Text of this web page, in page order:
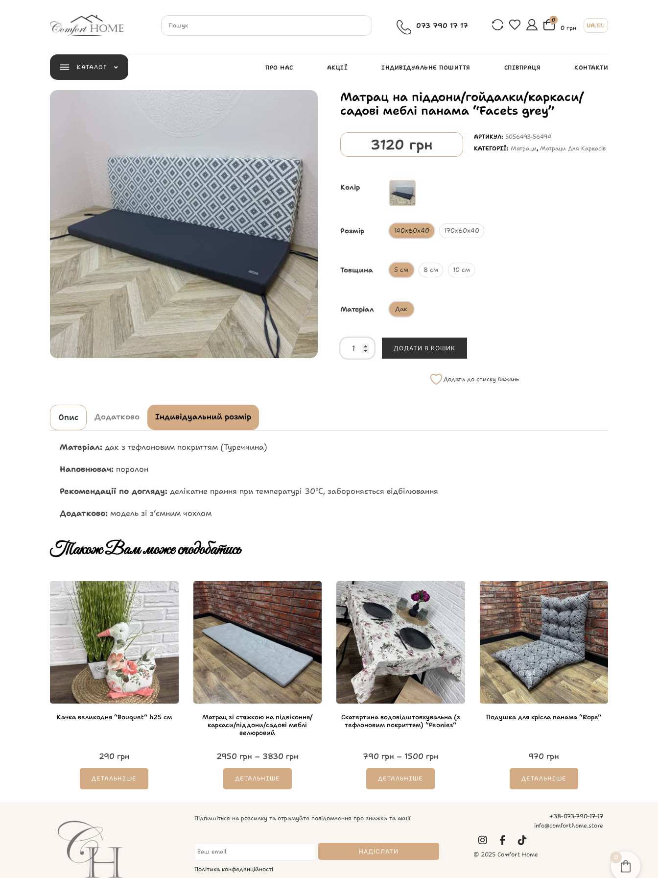
073 790 17 17
0
0 грн UA/RU
КАТАЛОГ ПРО НАС АКЦІЇ ІНДИВІДУАЛЬНЕ ПОШИТТЯ СПІВПРАЦЯ КОНТАКТИ
Матрац на піддони/гойдалки/каркаси/
садові меблі панама “Facets grey”
3120 грн АРТИКУЛ: 5056493-56494
КАТЕГОРІЇ:Матраци,Матраци Для Каркасів
Колір
Розмір 140х60х40 170х60х40
Товщина 5 см 8 см 10 см
Матеріал Дак
ДОДАТИ В КОШИК
Додати до списку бажань
Опис Додатково Індивідуальний розмір
Матеріал: дак з тефлоновим покриттям (Туреччина)
Наповнювач: поролон
Рекомендації по догляду: делікатне прання при температурі 30℃, забороняється відбілювання
Додатково: модель зі з’ємним чохлом
Також Вам може сподобатись
Качка великодня “Bouquet” h25 см
290 грн
ДЕТАЛЬНІШЕ
Матрац зі стяжкою на підвіконня/
каркаси/піддони/садові меблі
велюровий
2950 грн – 3830 грн
ДЕТАЛЬНІШЕ
Скатертина водовідштовхувальна (з
тефлоновим покриттям) “Peonies”
790 грн – 1500 грн
ДЕТАЛЬНІШЕ
Подушка для крісла панама “Rope”
970 грн
ДЕТАЛЬНІШЕ
Підпишіться на розсилку та отримуйте повідомлення про знижки та акції
Політика конфеденційності
+38-073-790-17-17
info@comforthome.store
© 2025 Comfort Home 0